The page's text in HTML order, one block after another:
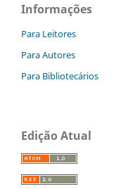
Informações
Para Leitores
Para Autores
Para Bibliotecários
Edição Atual